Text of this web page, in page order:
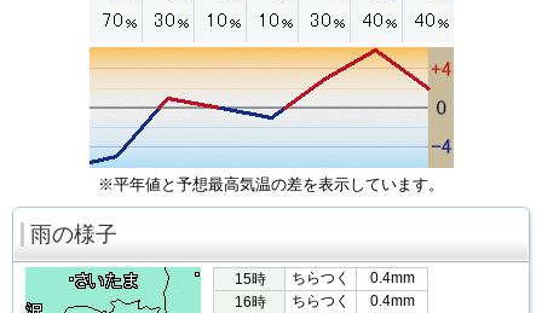
※平年値と予想最高気温の差を表示しています。
雨の様子
15時 ちらつく
0.4mm
16時
ちらつく
0.4mm